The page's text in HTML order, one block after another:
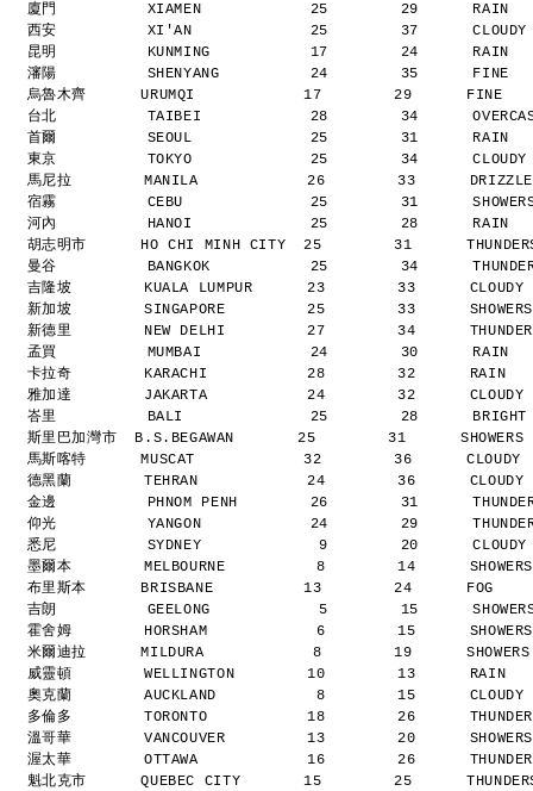
廈門          XIAMEN            25        29      RAIN
西安          XI'AN             25        37
昆明          KUNMING           17        24      RAIN
瀋陽          SHENYANG          24        35      FINE
烏魯木齊      URUMQI            17        29      FINE
台北          TAIBEI            28        34
首爾          SEOUL             25        31      RAIN
東京          TOKYO             25        34
馬尼拉        MANILA            26        33
宿霧          CEBU              25        31
河內          HANOI             25        28      RAIN
胡志明市      HO CHI MINH CITY  25        31
曼谷          BANGKOK           25        34
吉隆坡        KUALA LUMPUR      23        33
新加坡        SINGAPORE         25        33
新德里        NEW DELHI         27        34
孟買          MUMBAI            24        30      RAIN
卡拉奇        KARACHI           28        32      RAIN
雅加達        JAKARTA           24        32
峇里          BALI              25        28
斯里巴加灣市  B.S.BEGAWAN       25        31
馬斯喀特      MUSCAT            32        36
德黑蘭        TEHRAN            24        36
金邊          PHNOM PENH        26        31
仰光          YANGON            24        29
悉尼          SYDNEY             9        20
墨爾本        MELBOURNE          8        14
布里斯本      BRISBANE          13        24      FOG
吉朗          GEELONG            5        15
霍舍姆        HORSHAM            6        15
米爾迪拉      MILDURA            8        19
威靈頓        WELLINGTON        10        13      RAIN
奧克蘭        AUCKLAND           8        15
多倫多        TORONTO           18        26
溫哥華        VANCOUVER         13        20
渥太華        OTTAWA            16        26
魁北克市      QUEBEC CITY       15        25